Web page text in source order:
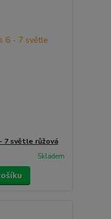
7 světle růžová
Skladem